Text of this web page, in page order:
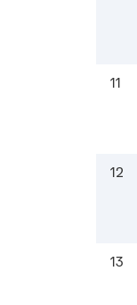
11
12
13